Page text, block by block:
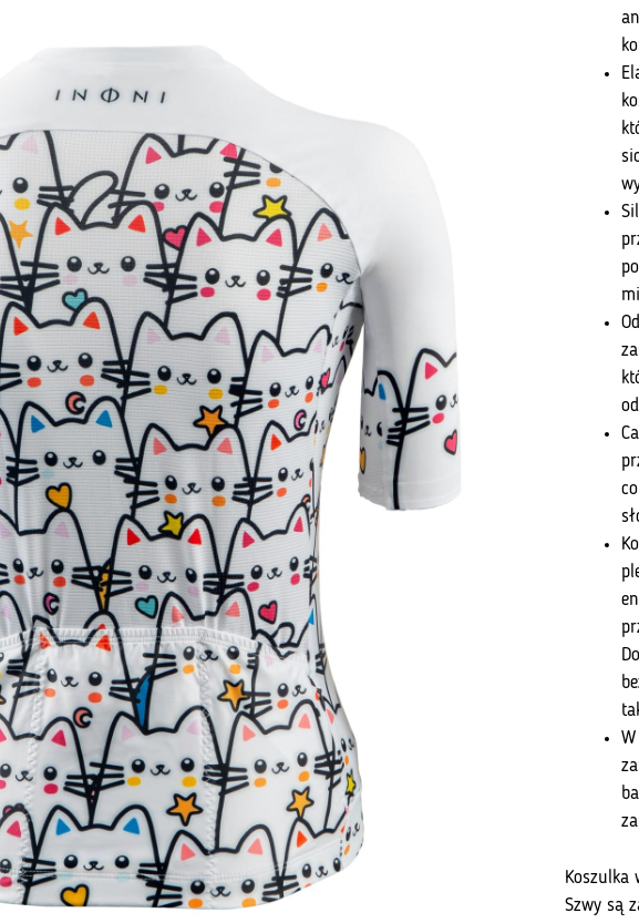
Koszulka
Szwy są